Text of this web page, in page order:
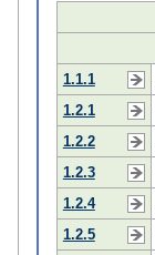
1.1.1
1.2.1
1.2.2
1.2.3
1.2.4
1.2.5